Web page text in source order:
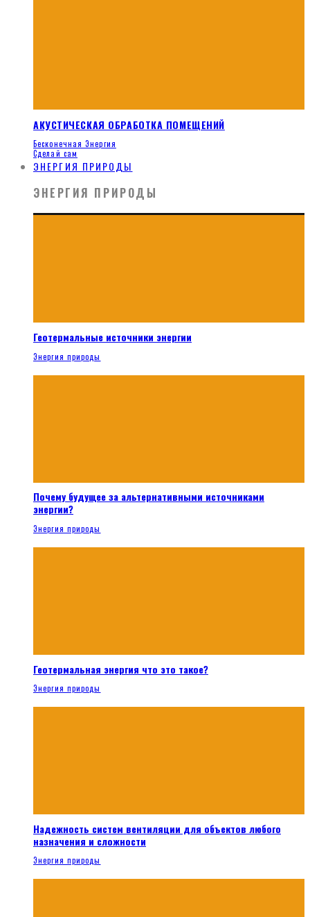
АКУСТИЧЕСКАЯ ОБРАБОТКА ПОМЕЩЕНИЙ
Бесконечная Энергия
Сделай сам
ЭНЕРГИЯ ПРИРОДЫ
ЭНЕРГИЯ ПРИРОДЫ
Геотермальные источники энергии
Энергия природы
Почему будущее за альтернативными источниками
энергии?
Энергия природы
Геотермальная энергия что это такое?
Энергия природы
Надежность систем вентиляции для объектов любого
назначения и сложности
Энергия природы